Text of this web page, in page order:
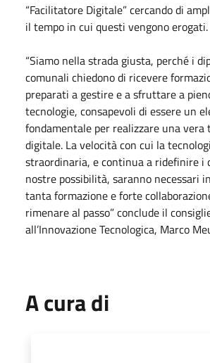
“Facilitatore Digitale” cercando di
il tempo in cui questi vengono erogati.
“Siamo nella strada giusta, perché i
comunali chiedono di ricevere
preparati a gestire e a sfruttare a
tecnologie, consapevoli di essere un
fondamentale per realizzare una vera
digitale. La velocità con cui la
straordinaria, e continua a ridefinire i
nostre possibilità, saranno necessari
tanta formazione e forte
rimenare al passo” conclude il
all’Innovazione Tecnologica, Marco
A cura di